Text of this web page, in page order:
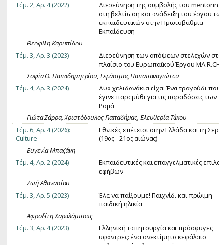
Τόμ. 2, Αρ. 4 (2022)
Διερεύνηση της συμβολής του
στη βελτίωση και ανάδειξη του έργου
εκπαιδευτικών στην Πρωτοβάθμια
Εκπαίδευση
Θεοφίλη Καρυπίδου
Τόμ. 3, Αρ. 3 (2023)
Διερεύνηση των απόψεων στελεχών
πλαίσιο του Ευρωπαϊκού Έργου
Σοφία Θ. Παπαδημητρίου, Γεράσιμος Παπαπαναγιώτου
Τόμ. 4, Αρ. 3 (2024)
Δυο χελιδονάκια είχα: Ένα τραγούδι
έγινε παραμύθι για τις παραδόσεις των
Ρομά
Γιώτα Ζάρρα, Χριστόδουλος Παπαδήμας, Ελευθερία Τάκου
Τόμ. 6, Αρ. 4 (2026):
Culture
Εθνικές επέτειοι στην Ελλάδα και τη
(19ος - 21ος αιώνας)
Ευγενία Μπαζάνη
Τόμ. 4, Αρ. 2 (2024)
Εκπαιδευτικές και επαγγελματικές
εφήβων
Ζωή Αθανασίου
Τόμ. 3, Αρ. 5 (2023)
Έλα να παίξουμε! Παιχνίδι και πρώιμη
παιδική ηλικία
Αφροδίτη Χαραλάμπους
Τόμ. 3, Αρ. 4 (2023)
Ελληνική ταπητουργία και πρόσφυγες
υφάντρες: ένα ανεκτίμητο κεφάλαιο